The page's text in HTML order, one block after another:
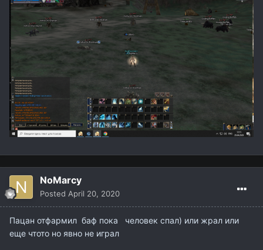
NoMarcy
Posted April 20, 2020
Пацан отфармил баф пока человек спал) или жрал или
еще чтото но явно не играл